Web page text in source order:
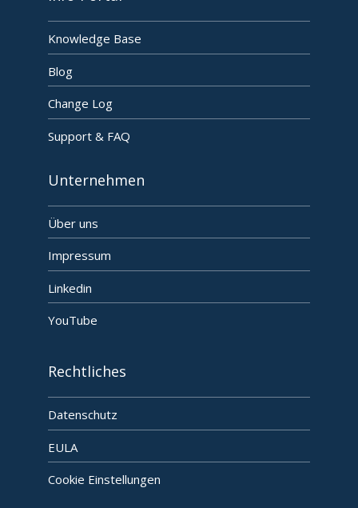
Knowledge Base
Blog
Change Log
Support & FAQ
Unternehmen
Über uns
Impressum
Linkedin
YouTube
Rechtliches
Datenschutz
EULA
Cookie Einstellungen